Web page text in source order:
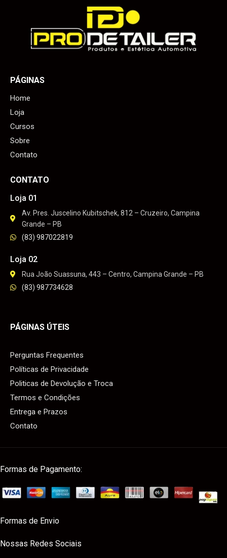
PÁGINAS
Home
Loja
Cursos
Sobre
Contato
CONTATO
Loja 01
Av. Pres. Juscelino Kubitschek, 812 – Cruzeiro, Campina
Grande – PB
(83) 987022819
Loja 02
Rua João Suassuna, 443 – Centro, Campina Grande – PB
(83) 987734628
PÁGINAS ÚTEIS
Perguntas Frequentes
Políticas de Privacidade
Politicas de Devolução e Troca
Termos e Condições
Entrega e Prazos
Contato
Formas de Pagamento:
Formas de Envio
Nossas Redes Sociais